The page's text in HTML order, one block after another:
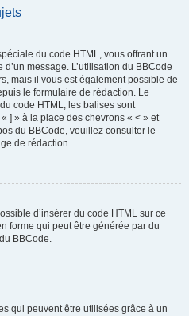
du code HTML, vous offrant un
message. L’utilisation du BBCode
mais il vous est également possible de
le formulaire de rédaction. Le
code HTML, les balises sont
] » à la place des chevrons « < » et
du BBCode, veuillez consulter le
de rédaction.
d’insérer du code HTML sur ce
forme qui peut être générée par du
BBCode.
qui peuvent être utilisées grâce à un